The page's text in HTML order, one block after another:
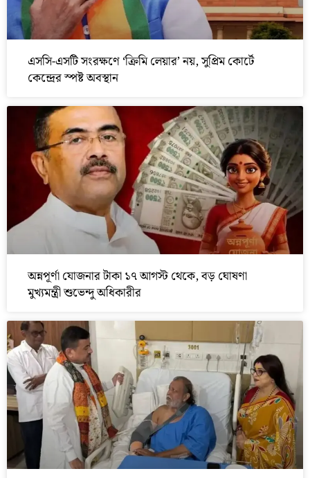
এসসি-এসটি সংরক্ষণে ‘ক্রিমি লেয়ার’ নয়, সুপ্রিম কোর্টে
কেন্দ্রের স্পষ্ট অবস্থান
অন্নপূর্ণা যোজনার টাকা ১৭ আগস্ট থেকে, বড় ঘোষণা
মুখ্যমন্ত্রী শুভেন্দু অধিকারীর